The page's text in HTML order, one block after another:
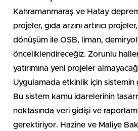
Kahramanmaraş ve Hatay
projeler, gıda arzını artırıcı
dönüşüm ile OSB, liman,
önceliklendireceğiz. Zorunlu haller
yatırımına yeni projeler
Uygulamada etkinlik için sistemin
Bu sistem kamu idarelerinin
noktasında veri gidişi ve
gerektiriyor. Hazine ve Maliye